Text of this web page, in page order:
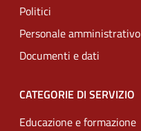
Politici
Personale amministrativo
Documenti e dati
CATEGORIE DI SERVIZIO
Educazione e formazione